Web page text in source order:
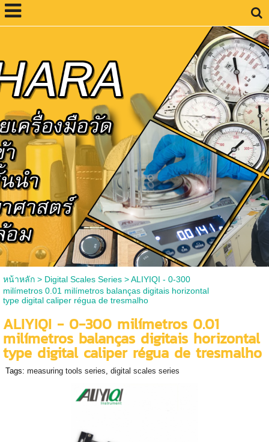
หน้าหลัก> Digital Scales Series>ALIYIQI - 0-300
milímetros 0.01 milímetros balanças digitais horizontal
type digital caliper régua de tresmalho
ALIYIQI - 0-300 milímetros 0.01
milímetros balanças digitais horizontal
type digital caliper régua de tresmalho
Tags: measuring tools series, digital scales series